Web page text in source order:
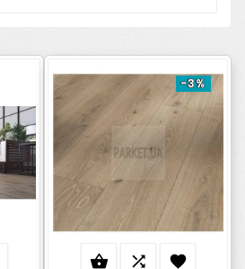
-3%
  